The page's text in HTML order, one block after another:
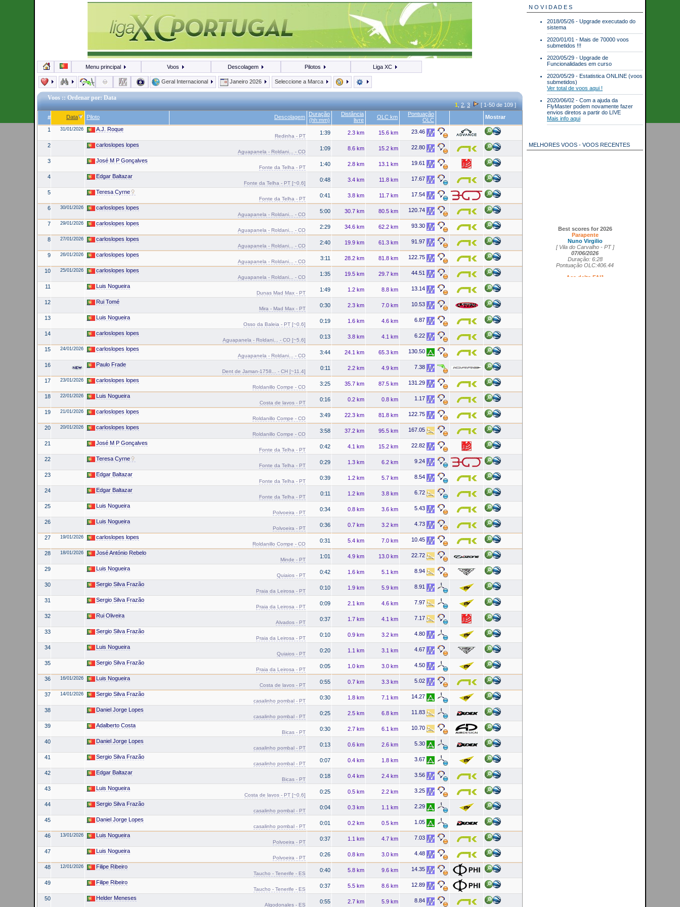
Menu principal Voos Descolagem Pilotos Liga XC
Geral Internacional Janeiro 2026 Seleccione a Marca
Voos :: Ordenar por: Data
1 2 3 [ 1-50 de 109 ]
# Data Piloto Descolagem
Duração
(hh:mm)
Distância
livre
OLC km
Pontuação
OLC
Mostrar
1 31/01/2026 A.J. Roque
Redinha - PT
1:39 2.3 km 15.6 km 23.46
2 carloslopes lopes
Aguapanela - Roldani... - CO
1:09 8.6 km 15.2 km 22.80
3 José M P Gonçalves
Fonte da Telha - PT
1:40 2.8 km 13.1 km 19.61
4 Edgar Baltazar
Fonte da Telha - PT [~0.6]
0:48 3.4 km 11.8 km 17.67
5 Teresa Cyrne
Fonte da Telha - PT
0:41 3.8 km 11.7 km 17.54
6 30/01/2026 carloslopes lopes
Aguapanela - Roldani... - CO
5:00 30.7 km 80.5 km 120.74
7 29/01/2026 carloslopes lopes
Aguapanela - Roldani... - CO
2:29 34.6 km 62.2 km 93.30
8 27/01/2026 carloslopes lopes
Aguapanela - Roldani... - CO
2:40 19.9 km 61.3 km 91.97
9 26/01/2026 carloslopes lopes
Aguapanela - Roldani... - CO
3:11 28.2 km 81.8 km 122.75
10 25/01/2026 carloslopes lopes
Aguapanela - Roldani... - CO
1:35 19.5 km 29.7 km 44.51
11 Luis Nogueira
Dunas Mad Max - PT
1:49 1.2 km 8.8 km 13.14
12 Rui Tomé
Mira - Mad Max - PT
0:30 2.3 km 7.0 km 10.53
13 Luis Nogueira
Osso da Baleia - PT [~0.6]
0:19 1.6 km 4.6 km 6.87
14 carloslopes lopes
Aguapanela - Roldani... - CO [~5.6]
0:13 3.8 km 4.1 km 6.22
15 24/01/2026 carloslopes lopes
Aguapanela - Roldani... - CO
3:44 24.1 km 65.3 km 130.50
16 Paulo Frade
Dent de Jaman-1758... - CH [~11.4]
0:11 2.2 km 4.9 km 7.38
17 23/01/2026 carloslopes lopes
Roldanillo Compe - CO
3:25 35.7 km 87.5 km 131.29
18 22/01/2026 Luis Nogueira
Costa de lavos - PT
0:16 0.2 km 0.8 km 1.17
19 21/01/2026 carloslopes lopes
Roldanillo Compe - CO
3:49 22.3 km 81.8 km 122.75
20 20/01/2026 carloslopes lopes
Roldanillo Compe - CO
3:58 37.2 km 95.5 km 167.05
21 José M P Gonçalves
Fonte da Telha - PT
0:42 4.1 km 15.2 km 22.82
22 Teresa Cyrne
Fonte da Telha - PT
0:29 1.3 km 6.2 km 9.24
23 Edgar Baltazar
Fonte da Telha - PT
0:39 1.2 km 5.7 km 8.54
24 Edgar Baltazar
Fonte da Telha - PT
0:11 1.2 km 3.8 km 6.72
25 Luis Nogueira
Polvoeira - PT
0:34 0.8 km 3.6 km 5.43
26 Luis Nogueira
Polvoeira - PT
0:36 0.7 km 3.2 km 4.73
27 19/01/2026 carloslopes lopes
Roldanillo Compe - CO
0:31 5.4 km 7.0 km 10.45
28 18/01/2026 José António Rebelo
Minde - PT
1:01 4.9 km 13.0 km 22.72
29 Luis Nogueira
Quiaios - PT
0:42 1.6 km 5.1 km 8.94
30 Sergio Silva Frazão
Praia da Leirosa - PT
0:10 1.9 km 5.9 km 8.91
31 Sergio Silva Frazão
Praia da Leirosa - PT
0:09 2.1 km 4.6 km 7.97
32 Rui Oliveira
Alvados - PT
0:37 1.7 km 4.1 km 7.17
33 Sergio Silva Frazão
Praia da Leirosa - PT
0:10 0.9 km 3.2 km 4.80
34 Luis Nogueira
Quiaios - PT
0:20 1.1 km 3.1 km 4.67
35 Sergio Silva Frazão
Praia da Leirosa - PT
0:05 1.0 km 3.0 km 4.50
36 16/01/2026 Luis Nogueira
Costa de lavos - PT
0:55 0.7 km 3.3 km 5.02
37 14/01/2026 Sergio Silva Frazão
casalinho pombal - PT
0:30 1.8 km 7.1 km 14.27
38 Daniel Jorge Lopes
casalinho pombal - PT
0:25 2.5 km 6.8 km 11.83
39 Adalberto Costa
Bicas - PT
0:30 2.7 km 6.1 km 10.70
40 Daniel Jorge Lopes
casalinho pombal - PT
0:13 0.6 km 2.6 km 5.30
41 Sergio Silva Frazão
casalinho pombal - PT
0:07 0.4 km 1.8 km 3.67
42 Edgar Baltazar
Bicas - PT
0:18 0.4 km 2.4 km 3.56
43 Luis Nogueira
Costa de lavos - PT [~0.6]
0:25 0.5 km 2.2 km 3.25
44 Sergio Silva Frazão
casalinho pombal - PT
0:04 0.3 km 1.1 km 2.29
45 Daniel Jorge Lopes
casalinho pombal - PT
0:01 0.2 km 0.5 km 1.05
46 13/01/2026 Luis Nogueira
Polvoeira - PT
0:37 1.1 km 4.7 km 7.03
47 Luis Nogueira
Polvoeira - PT
0:26 0.8 km 3.0 km 4.48
48 12/01/2026 Filipe Ribeiro
Taucho - Tenerife - ES
0:40 5.8 km 9.6 km 14.35
49 Filipe Ribeiro
Taucho - Tenerife - ES
0:37 5.5 km 8.6 km 12.89
50 Helder Meneses
Algodonales - ES
0:55 2.7 km 5.9 km 8.84
N O V I D A D E S
2018/05/26 - Upgrade executado do
sistema
2020/01/01 - Mais de 70000 voos
submetidos !!!
2020/05/29 - Upgrade de
Funcionalidades em curso
2020/05/29 - Estatistica ONLINE (voos
submetidos)
Ver total de voos aqui !
2020/06/02 - Com a ajuda da
FlyMaster podem novamente fazer
envios diretos a partir do LIVE
Mais info aqui
MELHORES VOOS - VOOS RECENTES
Parapente
Nuno Virgilio
[ Vila do Carvalho - PT ]
07/06/2026
Duração: 6:28
Pontuação OLC:406.44